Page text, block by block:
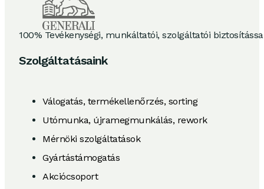
Szolgáltatásaink
Válogatás, termékellenőrzés, sorting
Utómunka, újramegmunkálás, rework
Mérnöki szolgáltatások
Gyártástámogatás
Akciócsoport
100% Tevékenységi, munkáltatói, szolgáltatói